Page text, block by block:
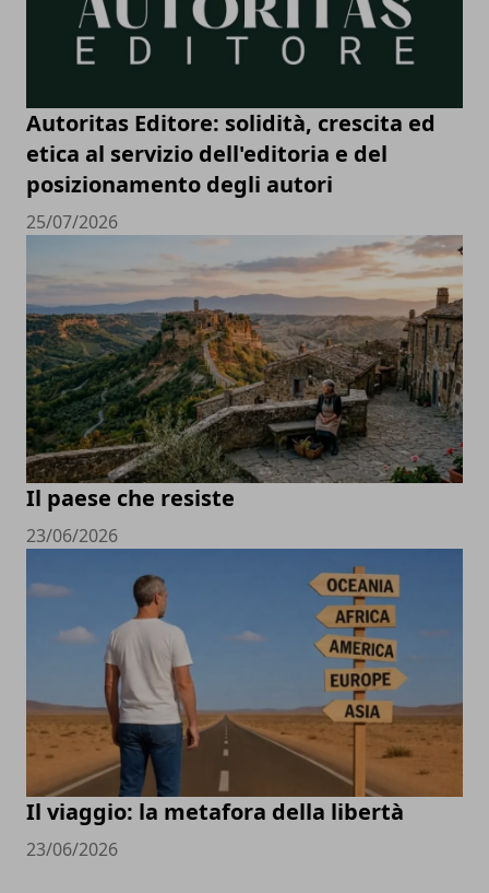
Autoritas Editore: solidità, crescita ed
etica al servizio dell'editoria e del
posizionamento degli autori
25/07/2026
Il paese che resiste
23/06/2026
Il viaggio: la metafora della libertà
23/06/2026